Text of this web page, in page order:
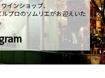
インショップ、
プロのソムリエがお迎えいた